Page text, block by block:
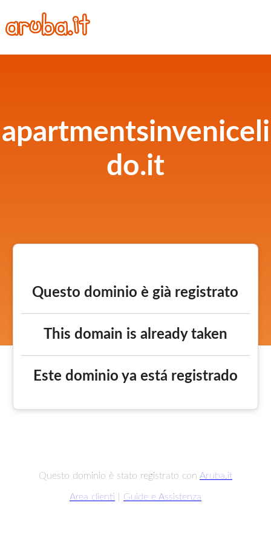
apartmentsinveniceli
do.it
Questo dominio è già registrato
This domain is already taken
Este dominio ya está registrado
Questo dominio è stato registrato con Aruba.it
Area clienti Guide e Assistenza